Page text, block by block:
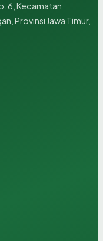
6, Kecamatan
Provinsi Jawa Timur,